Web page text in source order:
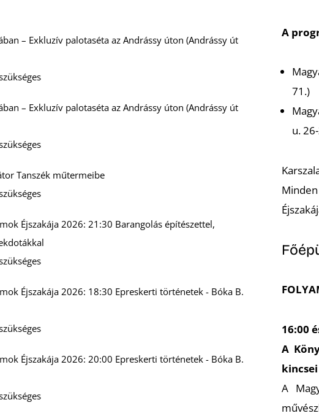
– Exkluzív palotaséta az Andrássy úton (Andrássy út
– Exkluzív palotaséta az Andrássy úton (Andrássy út
Tanszék műtermeibe
Éjszakája 2026: 21:30 Barangolás építészettel,
Éjszakája 2026: 18:30 Epreskerti történetek - Bóka B.
Éjszakája 2026: 20:00 Epreskerti történetek - Bóka B.
A
71.)
u.
16:00
A
kincsei
A